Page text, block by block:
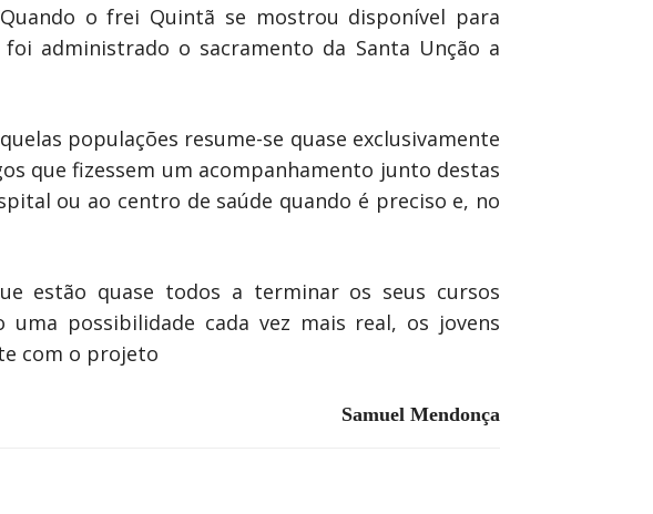
o frei Quintã se mostrou disponível para
administrado o sacramento da Santa Unção a
populações resume-se quase exclusivamente
que fizessem um acompanhamento junto destas
ou ao centro de saúde quando é preciso e, no
estão quase todos a terminar os seus cursos
possibilidade cada vez mais real, os jovens
com o projeto
Samuel Mendonça